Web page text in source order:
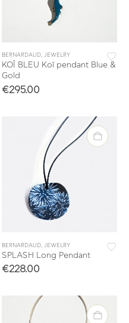
BERNARDAUD, JEWELRY
KOÏ BLEU Koï pendant Blue &
Gold
€295.00
BERNARDAUD JEWELRY
SPLASH Long Pendant
€228.00